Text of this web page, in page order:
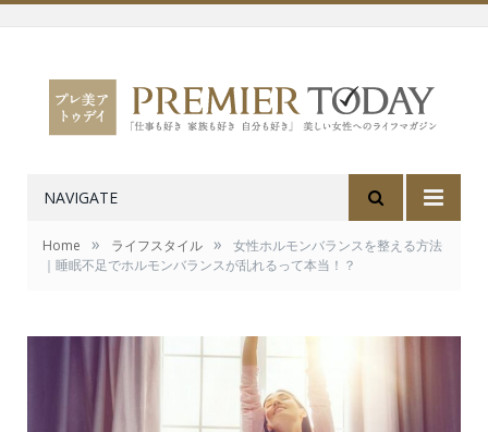
NAVIGATE
Home » ライフスタイル »
女性ホルモンバランスを整える方法
｜睡眠不足でホルモンバランスが乱れるって本当！？